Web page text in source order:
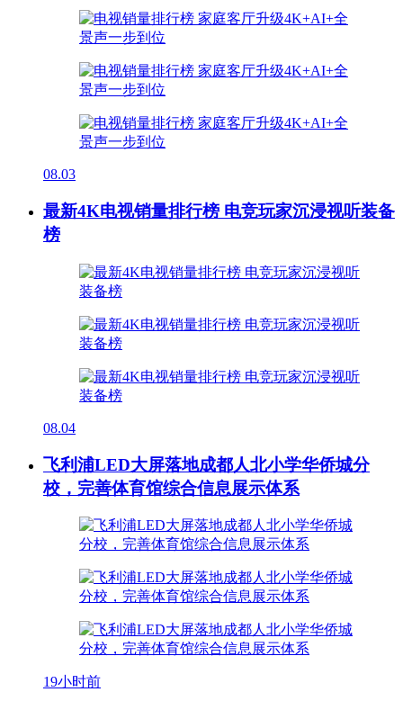
08.03
最新4K电视销量排行榜 电竞玩家沉浸视听装备
榜
08.04
飞利浦LED大屏落地成都人北小学华侨城分
校，完善体育馆综合信息展示体系
19小时前